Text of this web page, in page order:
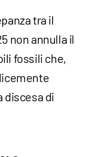
tra il
non annulla il
fossili che,
discesa di